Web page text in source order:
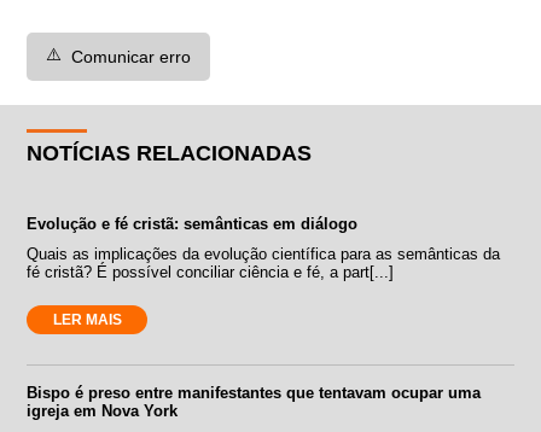
⚠️ Comunicar erro
NOTÍCIAS RELACIONADAS
Evolução e fé cristã: semânticas em diálogo
Quais as implicações da evolução científica para as semânticas da
fé cristã? É possível conciliar ciência e fé, a part[...]
LER MAIS
Bispo é preso entre manifestantes que tentavam ocupar uma
igreja em Nova York